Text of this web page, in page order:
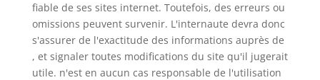
fiable de ses sites internet. Toutefois, des erreurs ou
omissions peuvent survenir. L'internaute devra donc
s'assurer de l'exactitude des informations auprès de
, et signaler toutes modifications du site qu'il jugerait
utile. n'est en aucun cas responsable de l'utilisation